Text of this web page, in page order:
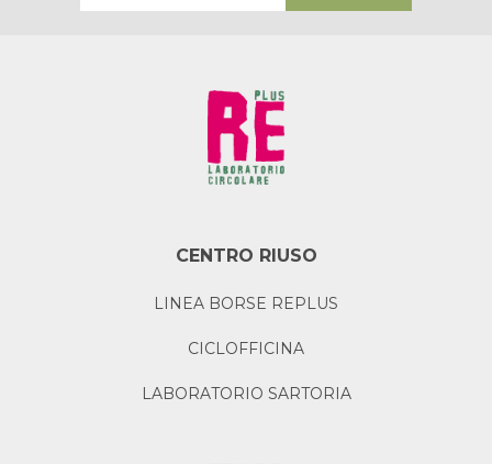
CENTRO RIUSO
LINEA BORSE REPLUS
CICLOFFICINA
LABORATORIO SARTORIA